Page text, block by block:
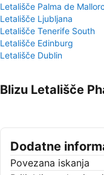
Letališče Palma de
Letališče Ljubljana
Letališče Tenerife South
Letališče Edinburg
Letališče Dublin
Blizu Letališče
Dodatne
Povezana iskanja